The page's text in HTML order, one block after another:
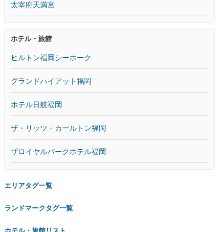
太宰府天満宮
ホテル・旅館
ヒルトン福岡シーホーク
グランドハイアット福岡
ホテル日航福岡
ザ・リッツ・カールトン福岡
ザロイヤルパークホテル福岡
エリアタグ一覧
ランドマークタグ一覧
ホテル・旅館リスト